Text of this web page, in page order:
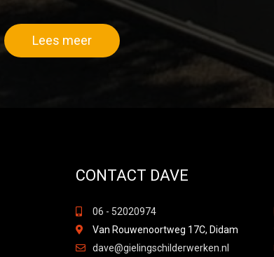
Lees meer
CONTACT DAVE
06 - 52020974
Van Rouwenoortweg 17C, Didam
dave@gielingschilderwerken.nl